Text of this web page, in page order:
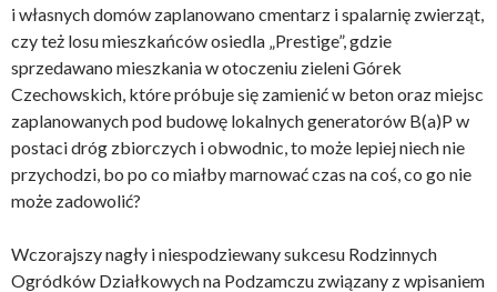
i własnych domów zaplanowano cmentarz i spalarnię zwierząt,
czy też losu mieszkańców osiedla „Prestige”, gdzie
sprzedawano mieszkania w otoczeniu zieleni Górek
Czechowskich, które próbuje się zamienić w beton oraz miejsc
zaplanowanych pod budowę lokalnych generatorów B(a)P w
postaci dróg zbiorczych i obwodnic, to może lepiej niech nie
przychodzi, bo po co miałby marnować czas na coś, co go nie
może zadowolić?
Wczorajszy nagły i niespodziewany sukcesu Rodzinnych
Ogródków Działkowych na Podzamczu związany z wpisaniem